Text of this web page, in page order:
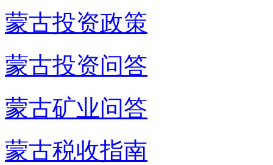
蒙古投资政策
蒙古投资问答
蒙古矿业问答
蒙古税收指南